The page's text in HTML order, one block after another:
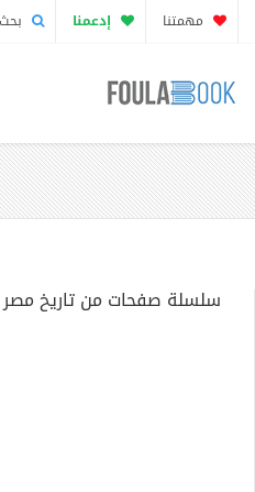
مهمتنا إدعمنا
سلسلة صفحات من تاريخ مصر